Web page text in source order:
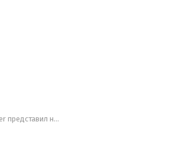
новые беспилотные автомобили и анонсировал тестовую доставку еды дронами